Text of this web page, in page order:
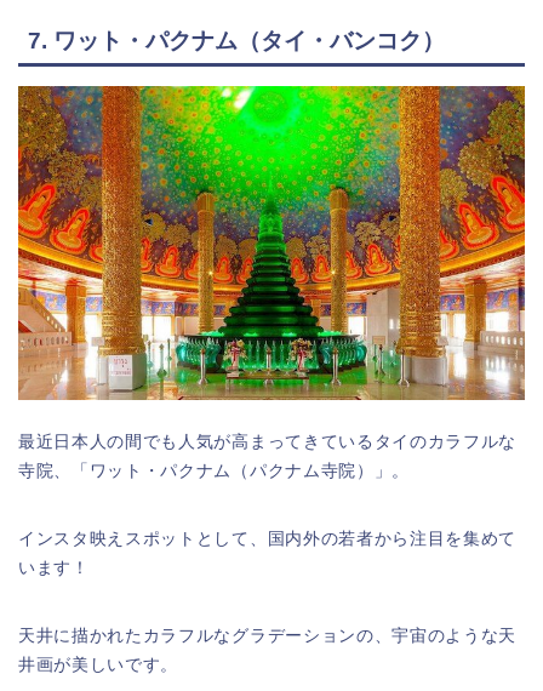
7. ワット・パクナム（タイ・バンコク）
最近日本人の間でも人気が高まってきているタイのカラフルな
寺院、「ワット・パクナム（パクナム寺院）」。
インスタ映えスポットとして、国内外の若者から注目を集めて
います！
天井に描かれたカラフルなグラデーションの、宇宙のような天
井画が美しいです。